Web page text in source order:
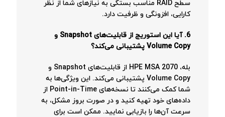
سطح RAID مناسب بستگی به نیازهای شما از نظر
کارایی، افزونگی و ظرفیت دارد.
6. آیا این استوریج از قابلیت‌های Snapshot و
Volume Copy پشتیبانی می‌کند؟
بله، HPE MSA 2070 از قابلیت‌های Snapshot و
Volume Copy پشتیبانی می‌کند. این ویژگی‌ها به
شما کمک می‌کنند تا نسخه‌های Point-in-Time از
داده‌های خود تهیه کنید و در صورت بروز مشکل، به
سرعت آن‌ها را بازیابی نمایید. ممکن است برای